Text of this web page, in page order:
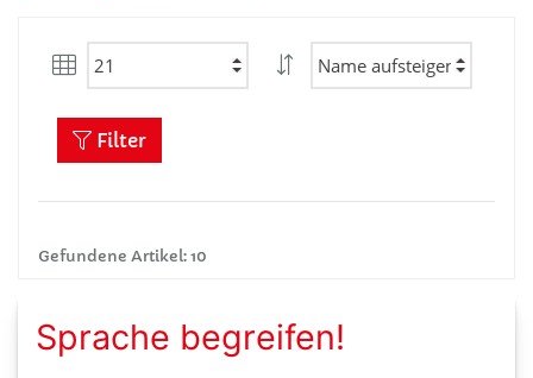
Gefundene Artikel: 10
Filter
Sprache begreifen!